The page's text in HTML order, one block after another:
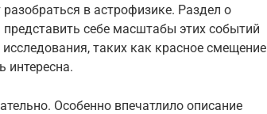
в астрофизике. Раздел о
себе масштабы этих событий
таких как красное смещение
интересна.
Особенно впечатлило описание